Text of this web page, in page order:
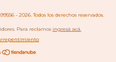
- 2026. Todos los derechos reservados.
Para reclamos ingresá acá.